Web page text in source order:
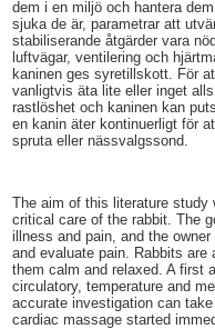
dem i en miljö och hantera
sjuka de är, parametrar att
stabiliserande åtgärder vara
luftvägar, ventilering och
kaninen ges syretillskott. För
vanligtvis äta lite eller inget
rastlöshet och kaninen kan
en kanin äter kontinuerligt för
spruta eller nässvalgssond.
The aim of this literature study
critical care of the rabbit. The
illness and pain, and the
and evaluate pain. Rabbits
them calm and relaxed. A first
circulatory, temperature and
accurate investigation can
cardiac massage started